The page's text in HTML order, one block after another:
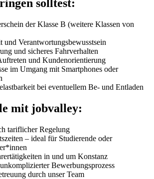
solltest:
der Klasse B (weitere Klassen von
und Verantwortungsbewusstsein
und sicheres Fahrverhalten
und Kundenorientierung
im Umgang mit Smartphones oder
bei eventuellem Be- und Entladen
mit jobvalley:
tariflicher Regelung
– ideal für Studierende oder
in und um Konstanz
Bewerbungsprozess
durch unser Team